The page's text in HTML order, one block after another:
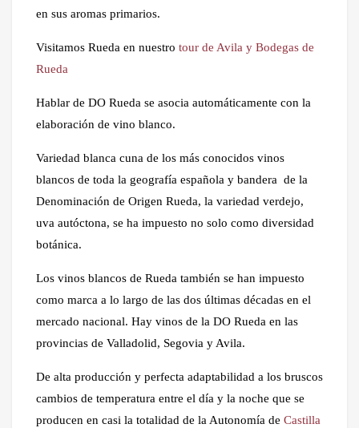
en sus aromas primarios.
Visitamos Rueda en nuestro tour de Avila y Bodegas de
Rueda
Hablar de DO Rueda se asocia automáticamente con la
elaboración de vino blanco.
Variedad blanca cuna de los más conocidos vinos
blancos de toda la geografía española y bandera de la
Denominación de Origen Rueda, la variedad verdejo,
uva autóctona, se ha impuesto no solo como diversidad
botánica.
Los vinos blancos de Rueda también se han impuesto
como marca a lo largo de las dos últimas décadas en el
mercado nacional. Hay vinos de la DO Rueda en las
provincias de Valladolid, Segovia y Avila.
De alta producción y perfecta adaptabilidad a los bruscos
cambios de temperatura entre el día y la noche que se
producen en casi la totalidad de la Autonomía de Castilla